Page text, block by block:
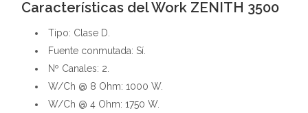
Características del Work ZENITH 3500
Tipo: Clase D.
Fuente conmutada: Sí.
Nº Canales: 2.
W/Ch @ 8 Ohm: 1000 W.
W/Ch @ 4 Ohm: 1750 W.